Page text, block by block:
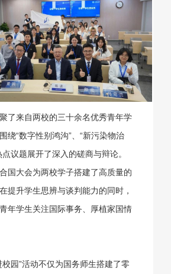
了来自两校的三十余名优秀青年学
绕“数字性别鸿沟”、“新污染物治
议题展开了深入的磋商与辩论。
国大会为两校学子搭建了高质量的
提升学生思辨与谈判能力的同时，
年学生关注国际事务、厚植家国情
校园”活动不仅为国务师生搭建了零